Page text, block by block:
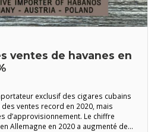
ventes de havanes en
exclusif des cigares cubains
ventes record en 2020, mais
d’approvisionnement. Le chiffre
Allemagne en 2020 a augmenté de